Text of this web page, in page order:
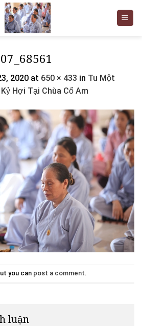
2020 at 650 × 433 in Tu Một
Hợi Tại Chùa Cổ Am
you can post a comment.
luận